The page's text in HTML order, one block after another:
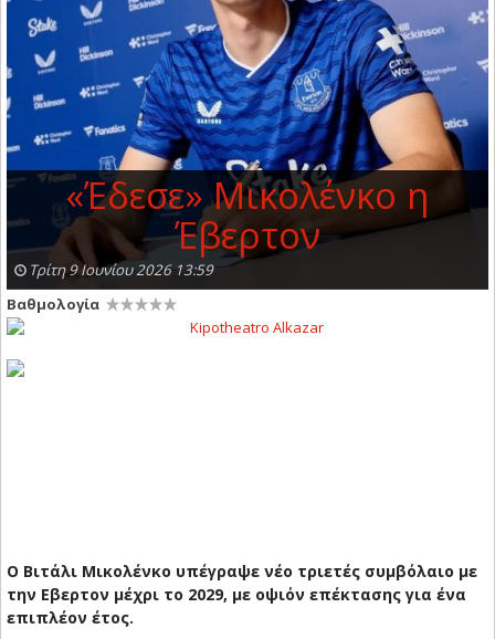
«Έδεσε» Μικολένκο η
Έβερτον
Τρίτη 9 Ιουνίου 2026 13:59
Βαθμολογία
Ο Βιτάλι Μικολένκο υπέγραψε νέο τριετές συμβόλαιο με
την Εβερτον μέχρι το 2029, με οψιόν επέκτασης για ένα
επιπλέον έτος.